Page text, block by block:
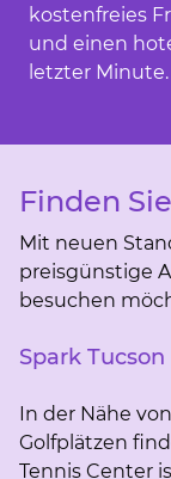
kostenfreies
und einen
letzter Minute.
Finden
Mit neuen
preisgünstige
besuchen
Spark
In der Nähe
Golfplätzen
Tennis Center